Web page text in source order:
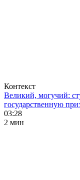
Контекст
Великий, могучий:
государственную
03:28
2 мин